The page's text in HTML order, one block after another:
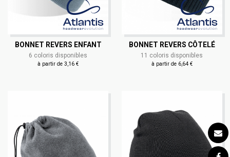
BONNET REVERS ENFANT
6 coloris disponibles
à partir de 3,16 €
BONNET REVERS CÔTELÉ
11 coloris disponibles
à partir de 6,64 €